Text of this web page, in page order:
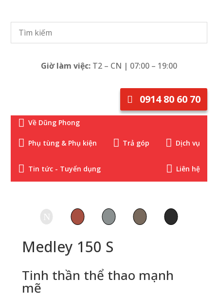
Giờ làm việc: T2 – CN | 07:00 – 19:00
0914 80 60 70
 Về Dũng Phong
 Phụ tùng & Phụ kiện  Trả góp  Dịch vụ
 Tin tức - Tuyển dụng  Liên hệ
N
Medley 150 S
Tinh thần thể thao mạnh
mẽ